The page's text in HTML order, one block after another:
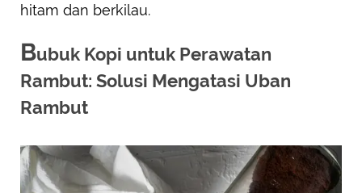
hitam dan berkilau.
Bubuk Kopi untuk Perawatan
Rambut: Solusi Mengatasi Uban
Rambut